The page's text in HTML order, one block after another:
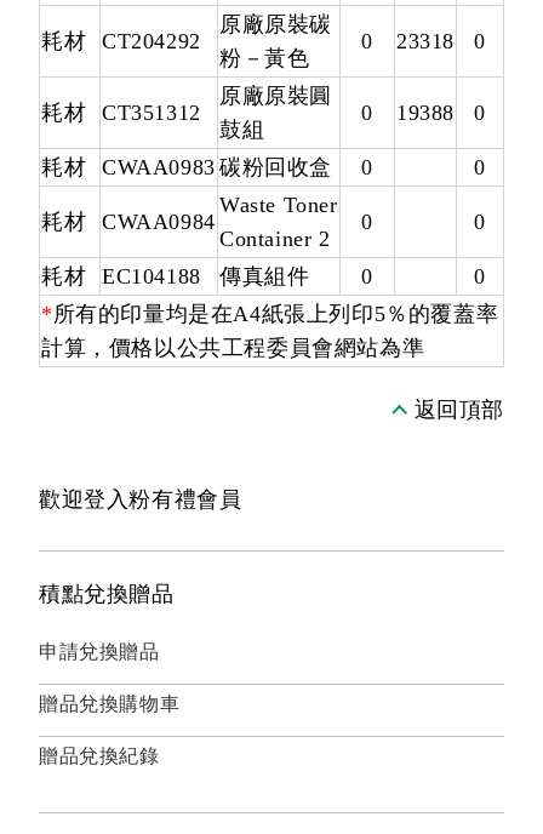
耗材 CT204292
原廠原裝碳
粉－黃色
0 23318 0
耗材 CT351312
原廠原裝圓
鼓組
0 19388 0
耗材 CWAA0983 碳粉回收盒 0 0
耗材 CWAA0984
Waste Toner
Container 2
0 0
耗材 EC104188 傳真組件 0
0
*所有的印量均是在A4紙張上列印5％的覆蓋率
計算，價格以公共工程委員會網站為準
返回頂部
歡迎登入粉有禮會員
積點兌換贈品
申請兌換贈品
贈品兌換購物車
贈品兌換紀錄